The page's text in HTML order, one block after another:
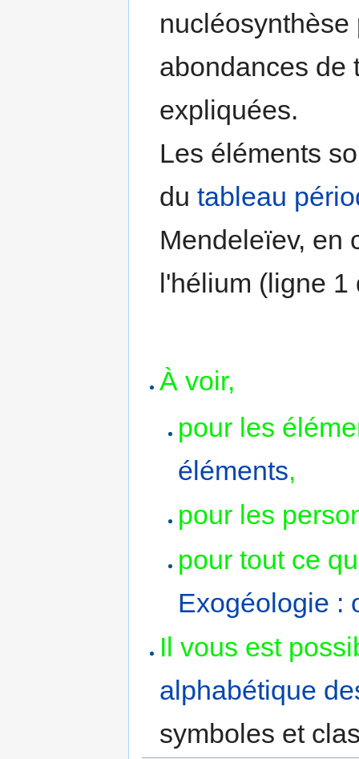
abondances de
expliquées.
Les éléments
dutableau
Mendeleïev, en
l'hélium (ligne 1
À voir,
pour les
éléments,
pour les
pour tout ce
Exogéologie :
Il vous est
alphabétique
symboles et